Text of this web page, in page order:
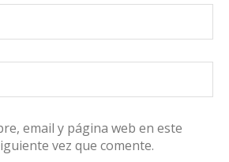
email y página web en este
vez que comente.